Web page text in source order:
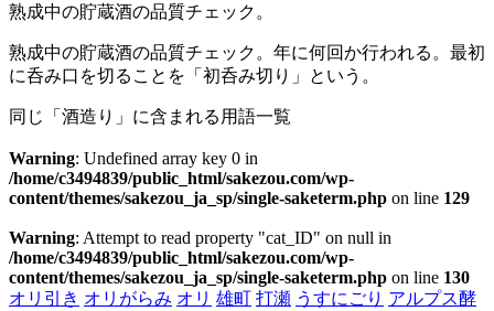
熟成中の貯蔵酒の品質チェック。
熟成中の貯蔵酒の品質チェック。年に何回か行われる。最初
に呑み口を切ることを「初呑み切り」という。
同じ「酒造り」に含まれる用語一覧
Warning: Undefined array key 0 in
/home/c3494839/public_html/sakezou.com/wp-
content/themes/sakezou_ja_sp/single-saketerm.php on line 129
Warning: Attempt to read property "cat_ID" on null in
/home/c3494839/public_html/sakezou.com/wp-
content/themes/sakezou_ja_sp/single-saketerm.php on line 130
オリ引き オリがらみ オリ 雄町 打瀬 うすにごり アルプス酵